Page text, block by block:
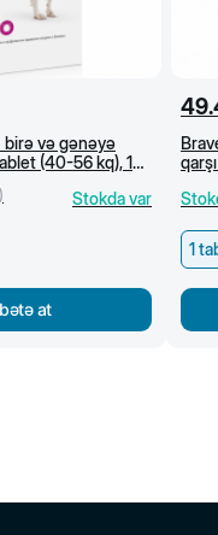
birə və gənəyə
(40-56 kq), 1
) Stokda var
at
1